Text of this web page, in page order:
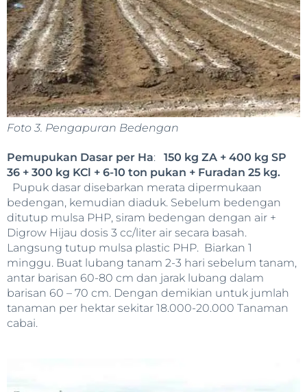
Foto 3. Pengapuran Bedengan
Pemupukan Dasar per Ha: 150 kg ZA + 400 kg SP
36 + 300 kg KCl + 6-10 ton pukan + Furadan 25 kg.
Pupuk dasar disebarkan merata dipermukaan
bedengan, kemudian diaduk. Sebelum bedengan
ditutup mulsa PHP, siram bedengan dengan air +
Digrow Hijau dosis 3 cc/liter air secara basah.
Langsung tutup mulsa plastic PHP. Biarkan 1
minggu. Buat lubang tanam 2-3 hari sebelum tanam,
antar barisan 60-80 cm dan jarak lubang dalam
barisan 60 – 70 cm. Dengan demikian untuk jumlah
tanaman per hektar sekitar 18.000-20.000 Tanaman
cabai.